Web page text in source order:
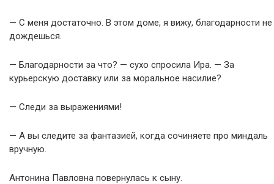
— С меня достаточно. В этом доме, я вижу, благодарности не
дождешься.
— Благодарности за что? — сухо спросила Ира. — За
курьерскую доставку или за моральное насилие?
— Следи за выражениями!
— А вы следите за фантазией, когда сочиняете про миндаль
вручную.
Антонина Павловна повернулась к сыну.